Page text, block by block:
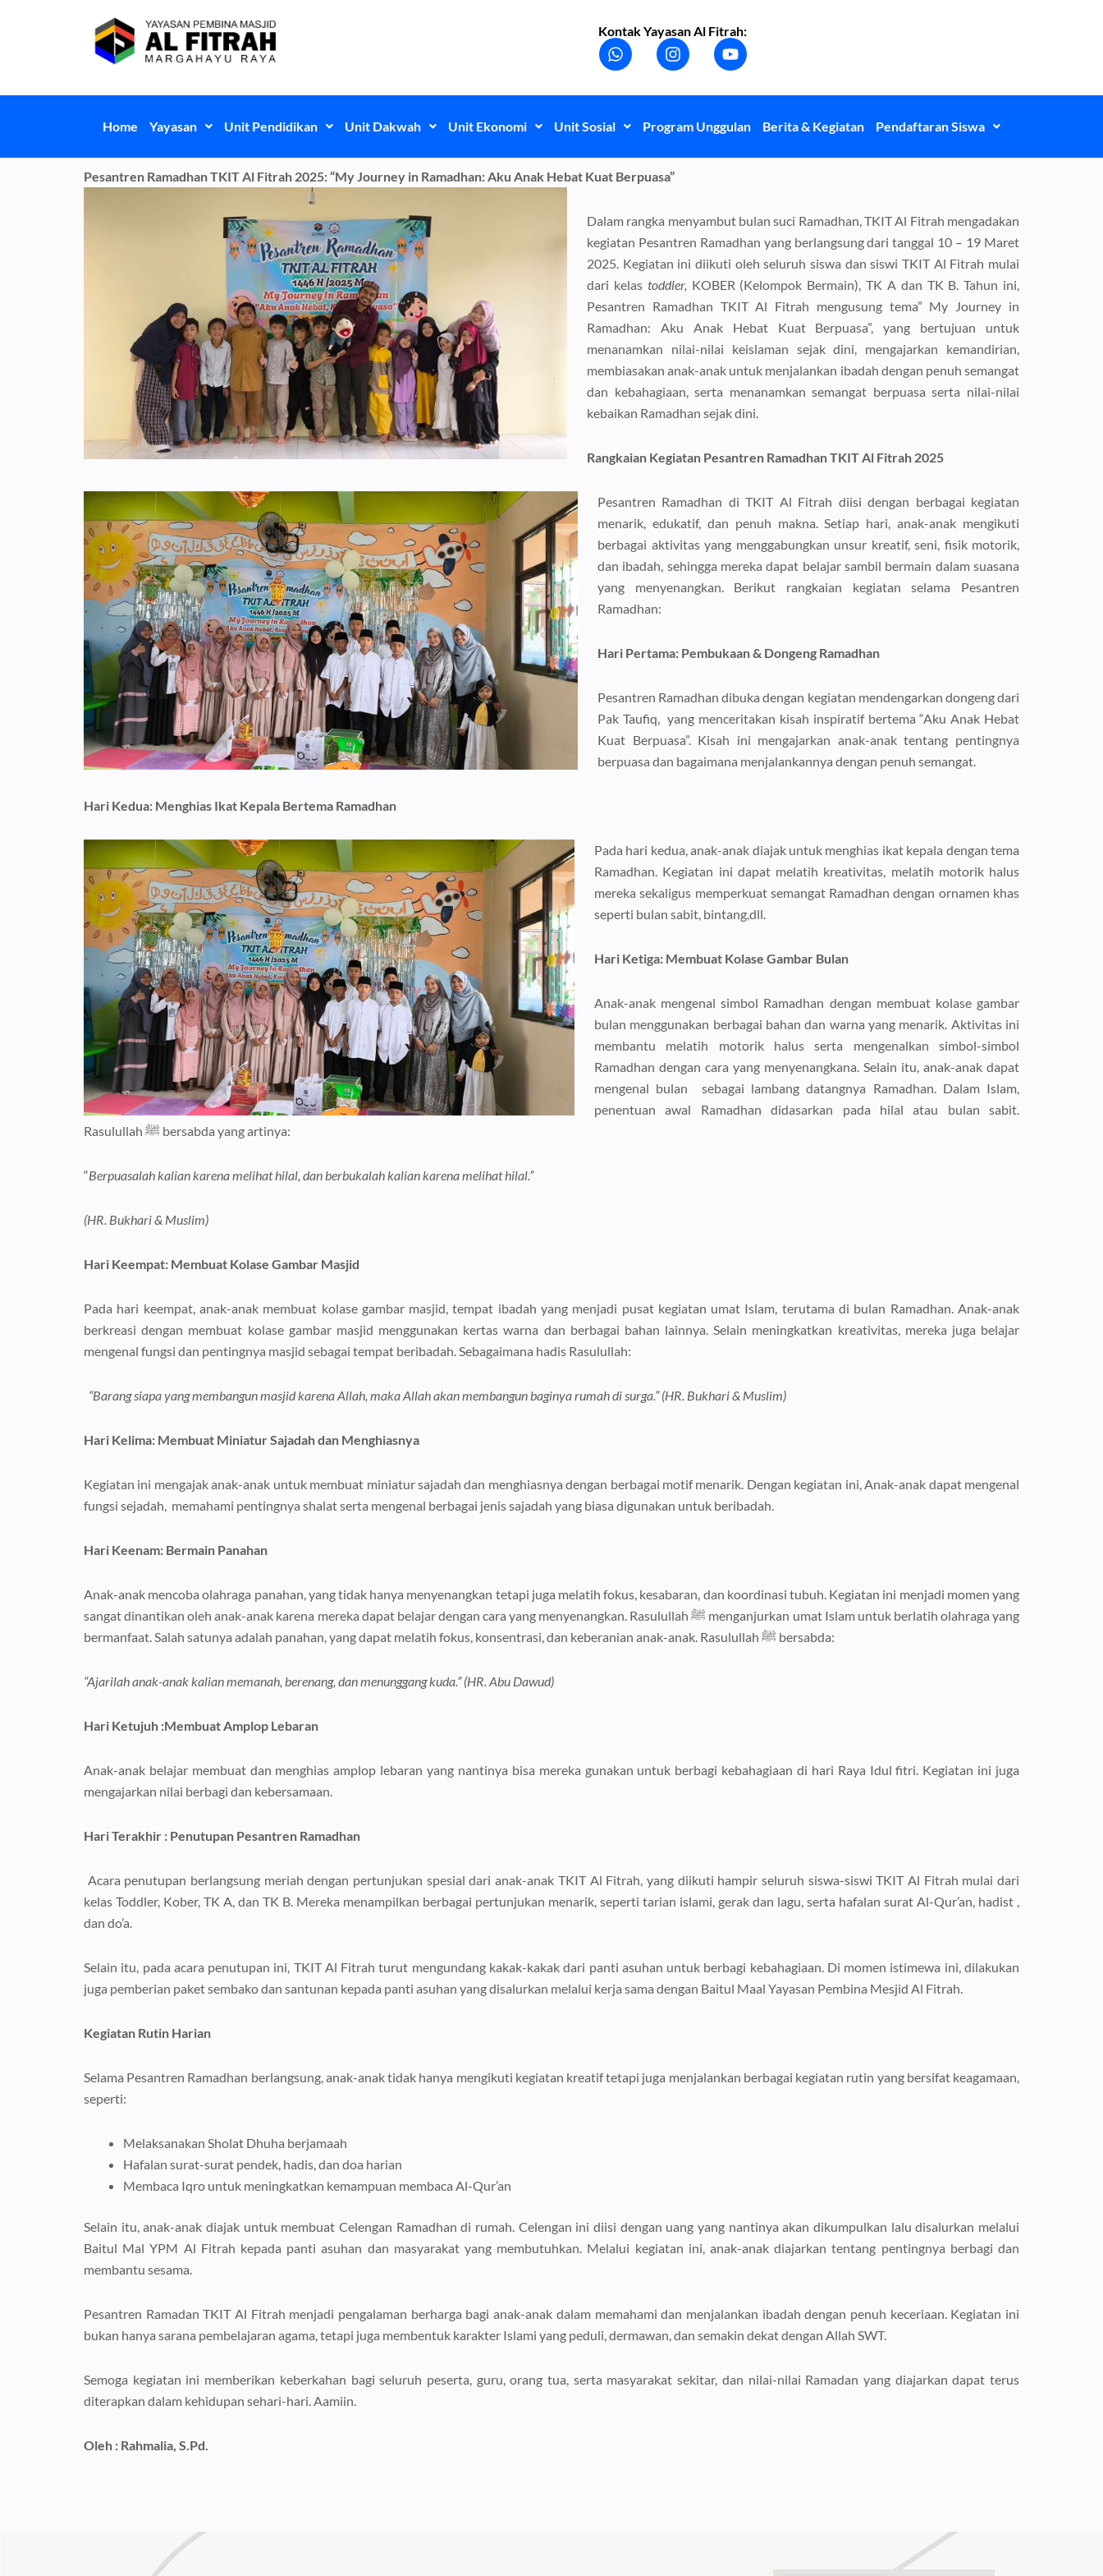
Kontak Yayasan Al Fitrah:
W
h
t
a
p
I
n
t
g
a
m
Y
o
t
b
Home Yayasan Unit Pendidikan Unit Dakwah Unit Ekonomi Unit Sosial Program Unggulan Berita & Kegiatan Pendaftaran Siswa
Pesantren Ramadhan TKIT Al Fitrah 2025: “My Journey in Ramadhan: Aku Anak Hebat Kuat Berpuasa”
Dalam rangka menyambut bulan suci Ramadhan, TKIT Al Fitrah mengadakan
kegiatan Pesantren Ramadhan yang berlangsung dari tanggal 10 – 19 Maret
2025. Kegiatan ini diikuti oleh seluruh siswa dan siswi TKIT Al Fitrah mulai
dari kelas toddler, KOBER (Kelompok Bermain), TK A dan TK B. Tahun ini,
Pesantren Ramadhan TKIT Al Fitrah mengusung tema” My Journey in
Ramadhan: Aku Anak Hebat Kuat Berpuasa”, yang bertujuan untuk
menanamkan nilai-nilai keislaman sejak dini, mengajarkan kemandirian,
membiasakan anak-anak untuk menjalankan ibadah dengan penuh semangat
dan kebahagiaan, serta menanamkan semangat berpuasa serta nilai-nilai
kebaikan Ramadhan sejak dini.
Rangkaian Kegiatan Pesantren Ramadhan TKIT Al Fitrah 2025
Pesantren Ramadhan di TKIT Al Fitrah diisi dengan berbagai kegiatan
menarik, edukatif, dan penuh makna. Setiap hari, anak-anak mengikuti
berbagai aktivitas yang menggabungkan unsur kreatif, seni, fisik motorik,
dan ibadah, sehingga mereka dapat belajar sambil bermain dalam suasana
yang menyenangkan. Berikut rangkaian kegiatan selama Pesantren
Ramadhan:
Hari Pertama: Pembukaan & Dongeng Ramadhan
Pesantren Ramadhan dibuka dengan kegiatan mendengarkan dongeng dari
Pak Taufiq, yang menceritakan kisah inspiratif bertema “Aku Anak Hebat
Kuat Berpuasa”. Kisah ini mengajarkan anak-anak tentang pentingnya
berpuasa dan bagaimana menjalankannya dengan penuh semangat.
Hari Kedua: Menghias Ikat Kepala Bertema Ramadhan
Pada hari kedua, anak-anak diajak untuk menghias ikat kepala dengan tema
Ramadhan. Kegiatan ini dapat melatih kreativitas, melatih motorik halus
mereka sekaligus memperkuat semangat Ramadhan dengan ornamen khas
seperti bulan sabit, bintang,dll.
Hari Ketiga: Membuat Kolase Gambar Bulan
Anak-anak mengenal simbol Ramadhan dengan membuat kolase gambar
bulan menggunakan berbagai bahan dan warna yang menarik. Aktivitas ini
membantu melatih motorik halus serta mengenalkan simbol-simbol
Ramadhan dengan cara yang menyenangkana. Selain itu, anak-anak dapat
mengenal bulan sebagai lambang datangnya Ramadhan. Dalam Islam,
penentuan awal Ramadhan didasarkan pada hilal atau bulan sabit.
Rasulullah ﷺ bersabda yang artinya:
“Berpuasalah kalian karena melihat hilal, dan berbukalah kalian karena melihat hilal.”
(HR. Bukhari & Muslim)
Hari Keempat: Membuat Kolase Gambar Masjid
Pada hari keempat, anak-anak membuat kolase gambar masjid, tempat ibadah yang menjadi pusat kegiatan umat Islam, terutama di bulan Ramadhan. Anak-anak
berkreasi dengan membuat kolase gambar masjid menggunakan kertas warna dan berbagai bahan lainnya. Selain meningkatkan kreativitas, mereka juga belajar
mengenal fungsi dan pentingnya masjid sebagai tempat beribadah. Sebagaimana hadis Rasulullah:
“Barang siapa yang membangun masjid karena Allah, maka Allah akan membangun baginya rumah di surga.” (HR. Bukhari & Muslim)
Hari Kelima: Membuat Miniatur Sajadah dan Menghiasnya
Kegiatan ini mengajak anak-anak untuk membuat miniatur sajadah dan menghiasnya dengan berbagai motif menarik. Dengan kegiatan ini, Anak-anak dapat mengenal
fungsi sejadah, memahami pentingnya shalat serta mengenal berbagai jenis sajadah yang biasa digunakan untuk beribadah.
Hari Keenam: Bermain Panahan
Anak-anak mencoba olahraga panahan, yang tidak hanya menyenangkan tetapi juga melatih fokus, kesabaran, dan koordinasi tubuh. Kegiatan ini menjadi momen yang
sangat dinantikan oleh anak-anak karena mereka dapat belajar dengan cara yang menyenangkan. Rasulullah ﷺ menganjurkan umat Islam untuk berlatih olahraga yang
bermanfaat. Salah satunya adalah panahan, yang dapat melatih fokus, konsentrasi, dan keberanian anak-anak. Rasulullah ﷺ bersabda:
“Ajarilah anak-anak kalian memanah, berenang, dan menunggang kuda.” (HR. Abu Dawud)
Hari Ketujuh :Membuat Amplop Lebaran
Anak-anak belajar membuat dan menghias amplop lebaran yang nantinya bisa mereka gunakan untuk berbagi kebahagiaan di hari Raya Idul fitri. Kegiatan ini juga
mengajarkan nilai berbagi dan kebersamaan.
Hari Terakhir : Penutupan Pesantren Ramadhan
Acara penutupan berlangsung meriah dengan pertunjukan spesial dari anak-anak TKIT Al Fitrah, yang diikuti hampir seluruh siswa-siswi TKIT Al Fitrah mulai dari
kelas Toddler, Kober, TK A, dan TK B. Mereka menampilkan berbagai pertunjukan menarik, seperti tarian islami, gerak dan lagu, serta hafalan surat Al-Qur’an, hadist ,
dan do’a.
Selain itu, pada acara penutupan ini, TKIT Al Fitrah turut mengundang kakak-kakak dari panti asuhan untuk berbagi kebahagiaan. Di momen istimewa ini, dilakukan
juga pemberian paket sembako dan santunan kepada panti asuhan yang disalurkan melalui kerja sama dengan Baitul Maal Yayasan Pembina Mesjid Al Fitrah.
Kegiatan Rutin Harian
Selama Pesantren Ramadhan berlangsung, anak-anak tidak hanya mengikuti kegiatan kreatif tetapi juga menjalankan berbagai kegiatan rutin yang bersifat keagamaan,
seperti:
Melaksanakan Sholat Dhuha berjamaah
Hafalan surat-surat pendek, hadis, dan doa harian
Membaca Iqro untuk meningkatkan kemampuan membaca Al-Qur’an
Selain itu, anak-anak diajak untuk membuat Celengan Ramadhan di rumah. Celengan ini diisi dengan uang yang nantinya akan dikumpulkan lalu disalurkan melalui
Baitul Mal YPM Al Fitrah kepada panti asuhan dan masyarakat yang membutuhkan. Melalui kegiatan ini, anak-anak diajarkan tentang pentingnya berbagi dan
membantu sesama.
Pesantren Ramadan TKIT Al Fitrah menjadi pengalaman berharga bagi anak-anak dalam memahami dan menjalankan ibadah dengan penuh keceriaan. Kegiatan ini
bukan hanya sarana pembelajaran agama, tetapi juga membentuk karakter Islami yang peduli, dermawan, dan semakin dekat dengan Allah SWT.
Semoga kegiatan ini memberikan keberkahan bagi seluruh peserta, guru, orang tua, serta masyarakat sekitar, dan nilai-nilai Ramadan yang diajarkan dapat terus
diterapkan dalam kehidupan sehari-hari. Aamiin.
Oleh : Rahmalia, S.Pd.